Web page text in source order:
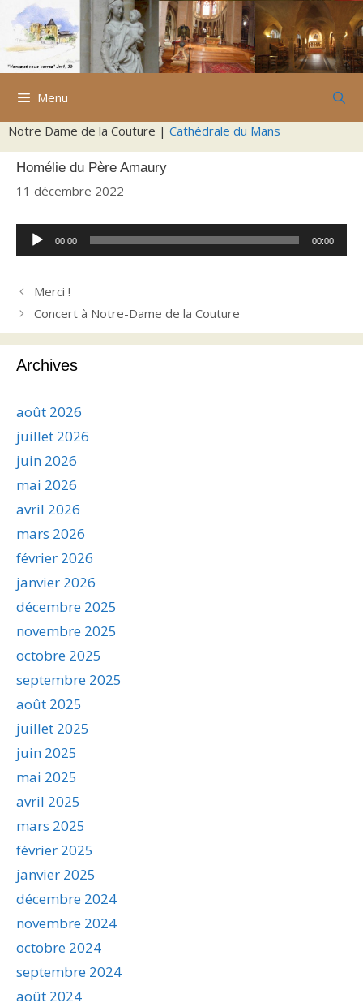
Aller
contenu
Menu
Notre Dame de la Couture | Cathédrale du Mans
Homélie du Père Amaury
11 décembre 2022
Lecteur
audio
00:00 00:00
Merci !
Concert à Notre-Dame de la Couture
Archives
août 2026
juillet 2026
juin 2026
mai 2026
avril 2026
mars 2026
février 2026
janvier 2026
décembre 2025
novembre 2025
octobre 2025
septembre 2025
août 2025
juillet 2025
juin 2025
mai 2025
avril 2025
mars 2025
février 2025
janvier 2025
décembre 2024
novembre 2024
octobre 2024
septembre 2024
août 2024